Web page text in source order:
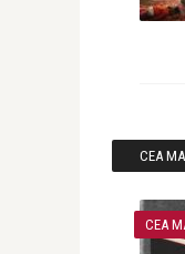
CEA
CEA